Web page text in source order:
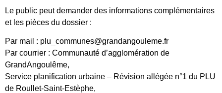
Le public peut demander des informations complémentaires
et les pièces du dossier :
Par mail : plu_communes@grandangouleme.fr
Par courrier : Communauté d’agglomération de
GrandAngoulême,
Service planification urbaine – Révision allégée n°1 du PLU
de Roullet-Saint-Estèphe,